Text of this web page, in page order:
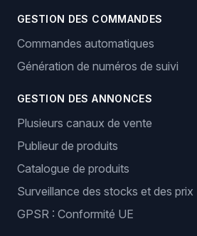
GESTION DES COMMANDES
Commandes automatiques
Génération de numéros de suivi
GESTION DES ANNONCES
Plusieurs canaux de vente
Publieur de produits
Catalogue de produits
Surveillance des stocks et des prix
GPSR : Conformité UE